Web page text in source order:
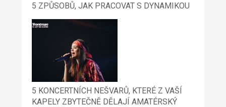
5 ZPŮSOBŮ, JAK PRACOVAT S DYNAMIKOU
5 KONCERTNÍCH NEŠVARŮ, KTERÉ Z VAŠÍ
KAPELY ZBYTEČNĚ DĚLAJÍ AMATÉRSKÝ